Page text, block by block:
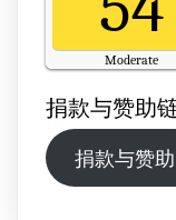
Moderate
Updated on Friday
捐款与赞助
捐款与赞助